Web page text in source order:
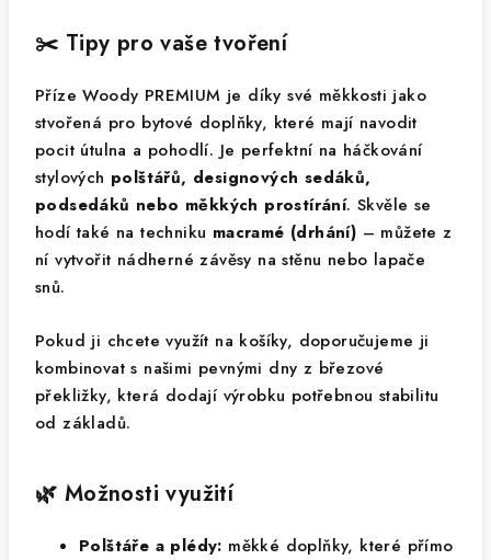
✂️ Tipy pro vaše tvoření
Příze Woody PREMIUM je díky své měkkosti jako
stvořená pro bytové doplňky, které mají navodit
pocit útulna a pohodlí. Je perfektní na háčkování
stylových polštářů, designových sedáků,
podsedáků nebo měkkých prostírání. Skvěle se
hodí také na techniku macramé (drhání) – můžete z
ní vytvořit nádherné závěsy na stěnu nebo lapače
snů.
Pokud ji chcete využít na košíky, doporučujeme ji
kombinovat s našimi pevnými dny z březové
překližky, která dodají výrobku potřebnou stabilitu
od základů.
🌿 Možnosti využití
Polštáře a plédy: měkké doplňky, které přímo